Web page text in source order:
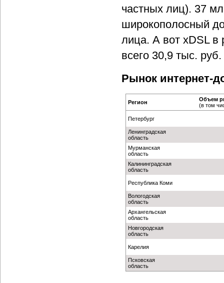
частных лиц). 37
широкополосный
лица. А вот xDSL в
всего 30,9 тыс.
Рынок интернет-
Регион
Объем
(в том
Петербург
Ленинградская
область
Мурманская
область
Калининградская
область
Республика Коми
Вологодская
область
Архангельская
область
Новгородская
область
Карелия
Псковская
область